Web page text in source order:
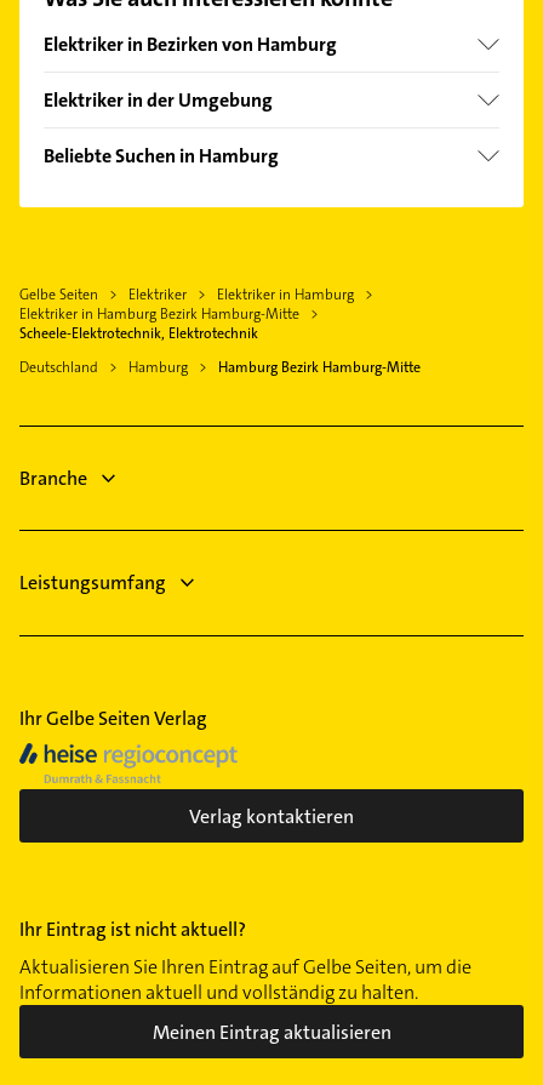
auswählen. Hier finden Sie alleKontaktdaten
Elektriker in Bezirken von Hamburg
Bezirk Altona
Bezirk Eimsbüttel
Hamburg-Altstadt
Elektriker in der Umgebung
Schenefeld
Barsbüttel
Rellingen
Neu Wulmstorf
Pinneberg
Beliebte Suchen in Hamburg
Rechtsanwalt
Immobilien
Immobilienmakler
Steuerberater
Gelbe Seiten Elektriker
Elektriker in Hamburg
Elektriker in Hamburg Bezirk Hamburg-Mitte
Scheele-Elektrotechnik, Elektrotechnik
Deutschland
Hamburg Hamburg Bezirk Hamburg-Mitte
Branche
Leistungsumfang
Ihr Gelbe Seiten Verlag
Verlag kontaktieren
Ihr Eintrag ist nicht aktuell?
Aktualisieren Sie Ihren Eintrag auf Gelbe Seiten, um die
Informationen aktuell und vollständig zu halten.
Meinen Eintrag aktualisieren